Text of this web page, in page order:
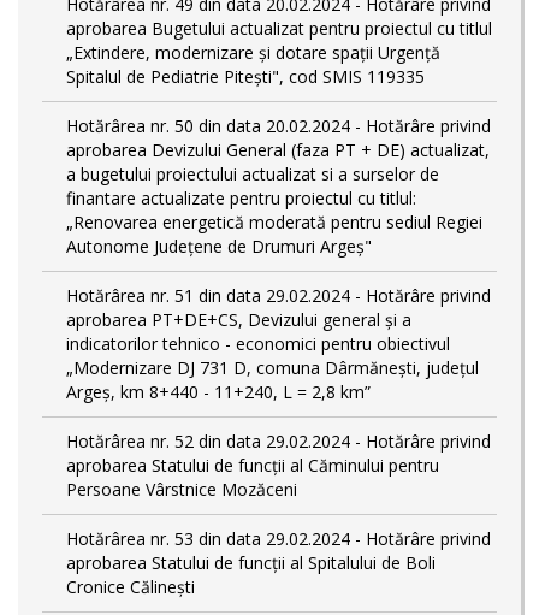
aprobarea Bugetului actualizat pentru proiectul cu titlul
„Extindere, modernizare și dotare spații Urgență
Spitalul de Pediatrie Pitești", cod SMIS 119335
Hotărârea nr. 50 din data 20.02.2024 - Hotărâre privind
aprobarea Devizului General (faza PT + DE) actualizat,
a bugetului proiectului actualizat si a surselor de
finantare actualizate pentru proiectul cu titlul:
„Renovarea energetică moderată pentru sediul Regiei
Autonome Județene de Drumuri Argeș"
Hotărârea nr. 51 din data 29.02.2024 - Hotărâre privind
aprobarea PT+DE+CS, Devizului general și a
indicatorilor tehnico - economici pentru obiectivul
„Modernizare DJ 731 D, comuna Dârmănești, județul
Argeș, km 8+440 - 11+240, L = 2,8 km”
Hotărârea nr. 52 din data 29.02.2024 - Hotărâre privind
aprobarea Statului de funcţii al Căminului pentru
Persoane Vârstnice Mozăceni
Hotărârea nr. 53 din data 29.02.2024 - Hotărâre privind
aprobarea Statului de funcții al Spitalului de Boli
Cronice Călinești